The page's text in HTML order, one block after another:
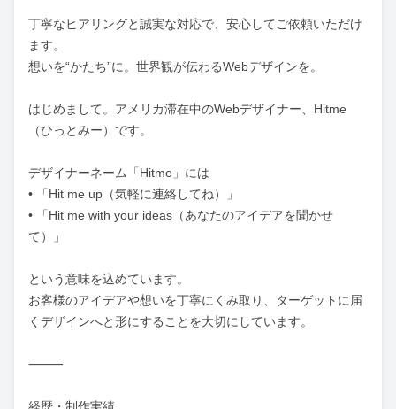
丁寧なヒアリングと誠実な対応で、安心してご依頼いただけ
ます。
想いを“かたち”に。世界観が伝わるWebデザインを。
はじめまして。アメリカ滞在中のWebデザイナー、Hitme
（ひっとみー）です。
デザイナーネーム「Hitme」には
• 「Hit me up（気軽に連絡してね）」
• 「Hit me with your ideas（あなたのアイデアを聞かせ
て）」
という意味を込めています。
お客様のアイデアや想いを丁寧にくみ取り、ターゲットに届
くデザインへと形にすることを大切にしています。
⸻